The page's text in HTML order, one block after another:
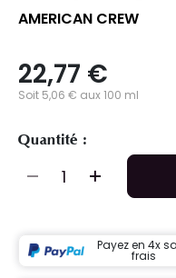
AMERICAN CREW
22,77 €
Soit 5,06 € aux 100 ml
Quantité :
Payez en 4x
frais